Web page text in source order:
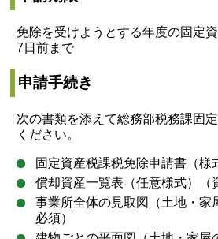
免除を受けようとする年度の固定
7日前まで
申請手続き
次の書類を添えて総務部税務課固
ください。
固定資産税課税免除申請書（様
償却資産一覧表（任意様式）（
事業所全体の見取図（土地・家
必須）